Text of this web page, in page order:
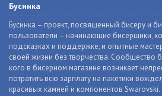
Бусинка
Бусинка – проект, посвященный бисеру и
пользователи – начинающие бисерщики,
подсказках и поддержке, и опытные
своей жизни без творчества. Сообщество
кого в бисерном магазине возникает
потратить всю зарплату на пакетики
красивых камней и компонентов Swarovski.